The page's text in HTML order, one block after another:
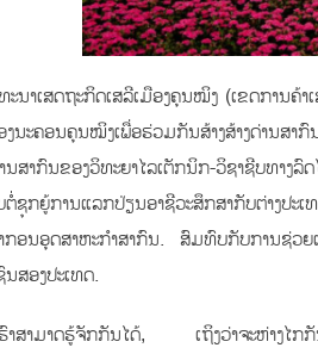
າເສດຖະກິດເສລີເມືອງຄຸນໝິງ (ເຂດການຄ້າ
ນະຄອນຄຸນໝິງເພື່ອຮ່ວມກັນສ້າງສ້າງດ່ານສາ
ນສາກົນຂອງວິທະຍາໄລເຕັກນິກ-ວິຊາຊີບທ
ກຍູ້ການແລກປ່ຽນອາຊີວະສຶກສາກັບຕ່າງປະ
ອນອຸດສາຫະກຳສາກົນ. ສົມທົບກັບການຊ່ວຍ
ສອງປະເທດ.
າສາມາດຮູ້ຈັກກັນໄດ້, ເຖິງວ່າຈະຫ່າງໄກກັ